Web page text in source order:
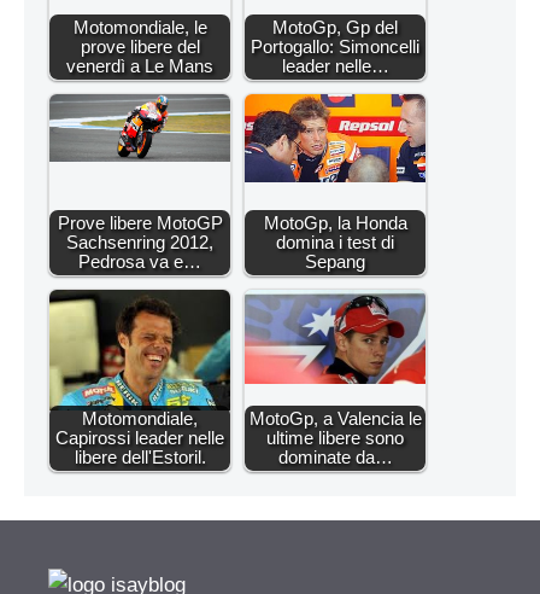
Motomondiale, le
prove libere del
venerdì a Le Mans
MotoGp, Gp del
Portogallo: Simoncelli
leader nelle…
Prove libere MotoGP
Sachsenring 2012,
Pedrosa va e…
MotoGp, la Honda
domina i test di
Sepang
Motomondiale,
Capirossi leader nelle
libere dell'Estoril.
MotoGp, a Valencia le
ultime libere sono
dominate da…